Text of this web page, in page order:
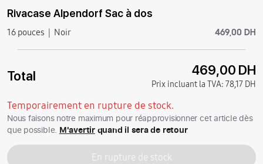
Rivacase Alpendorf Sac à dos
16 pouces Noir 469,00 DH
Total 469,00 DH
Prix incluant la TVA: 78,17 DH
Temporairement en rupture de stock.
Nous faisons notre maximum pour réapprovisionner cet article dès
que possible. M'avertirquand il sera de retour
En rupture de stock